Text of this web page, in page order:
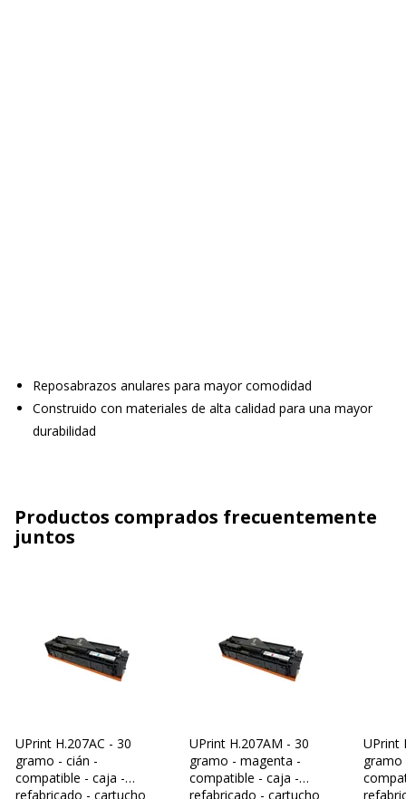
Reposabrazos anulares para mayor comodidad
Construido con materiales de alta calidad para una mayor
durabilidad
Productos comprados frecuentemente
juntos
UPrint H.207AC - 30
gramo - cián -
compatible - caja -
refabricado - cartucho
UPrint H.207AM - 30
gramo - magenta -
compatible - caja -
refabricado - cartucho
UPrint
gramo